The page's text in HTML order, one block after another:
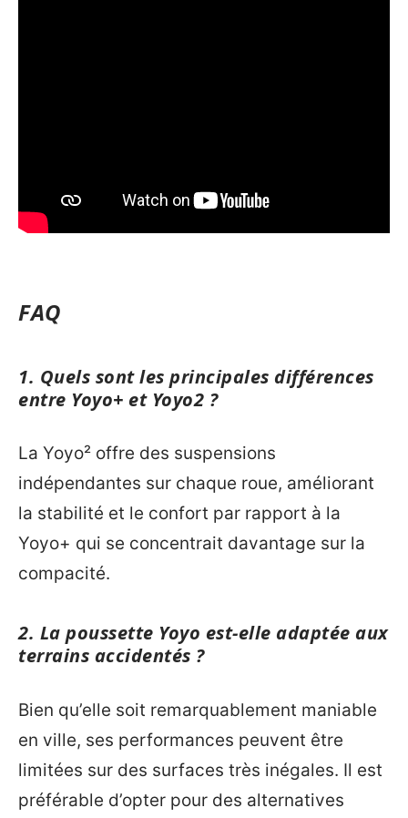
FAQ
1. Quels sont les principales différences
entre Yoyo+ et Yoyo2 ?
La Yoyo² offre des suspensions
indépendantes sur chaque roue, améliorant
la stabilité et le confort par rapport à la
Yoyo+ qui se concentrait davantage sur la
compacité.
2. La poussette Yoyo est-elle adaptée aux
terrains accidentés ?
Bien qu’elle soit remarquablement maniable
en ville, ses performances peuvent être
limitées sur des surfaces très inégales. Il est
préférable d’opter pour des alternatives